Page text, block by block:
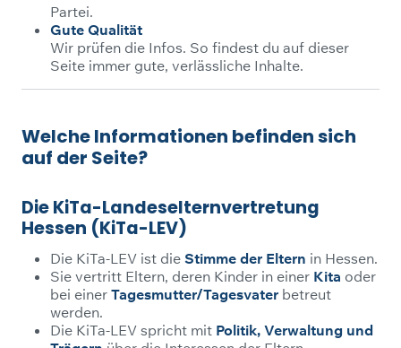
Partei.
Gute Qualität
Wir prüfen die Infos. So findest du auf dieser
Seite immer gute, verlässliche Inhalte.
Welche Informationen befinden sich
auf der Seite?
Die KiTa-Landeselternvertretung
Hessen (KiTa-LEV)
Die KiTa-LEV ist die Stimme der Eltern in Hessen.
Sie vertritt Eltern, deren Kinder in einer Kita oder
bei einer Tagesmutter/Tagesvater betreut
werden.
Die KiTa-LEV spricht mit Politik, Verwaltung und